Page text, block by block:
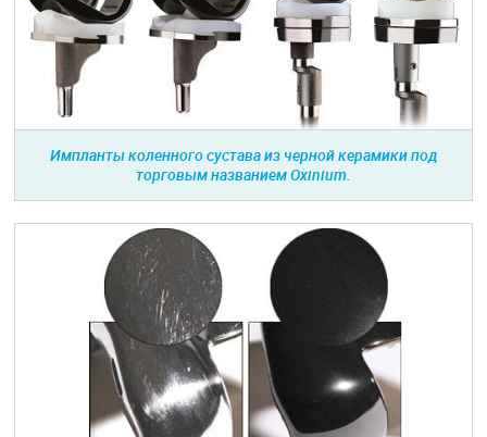
Импланты коленного сустава из черной керамики под
торговым названием Oxinium.